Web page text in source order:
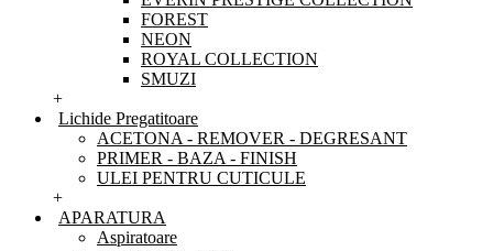
FOREST
NEON
ROYAL COLLECTION
SMUZI
+
Lichide Pregatitoare
ACETONA - REMOVER - DEGRESANT
PRIMER - BAZA - FINISH
ULEI PENTRU CUTICULE
+
APARATURA
Aspiratoare